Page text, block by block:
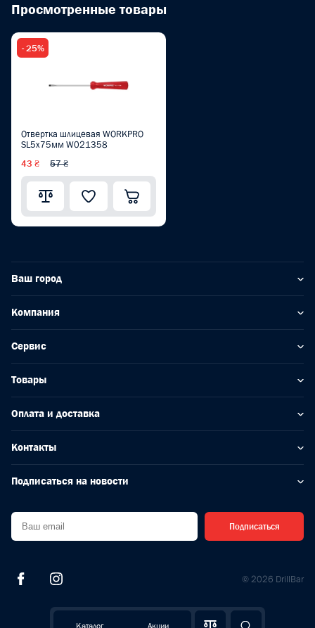
Каталог Акции
Просмотренные товары
- 25%
Отвертка шлицевая WORKPRO
SL5x75мм W021358
43 ₴ 57 ₴
Ваш город
Компания
Сервис
Товары
Оплата и доставка
Контакты
Подписаться на новости
Подписаться
© 2026 DrillBar